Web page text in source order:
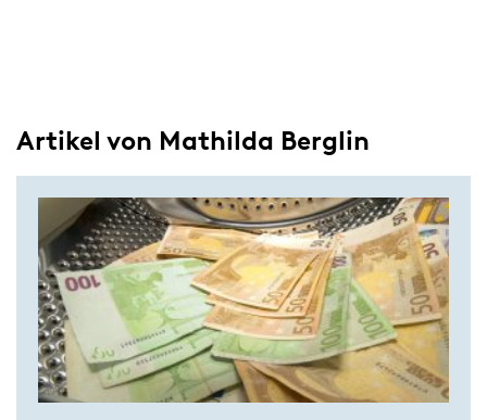
Artikel von Mathilda Berglin